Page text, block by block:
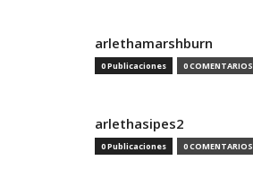
arlethamarshburn
0 Publicaciones 0 COMENTARIOS
arlethasipes2
0 Publicaciones 0 COMENTARIOS